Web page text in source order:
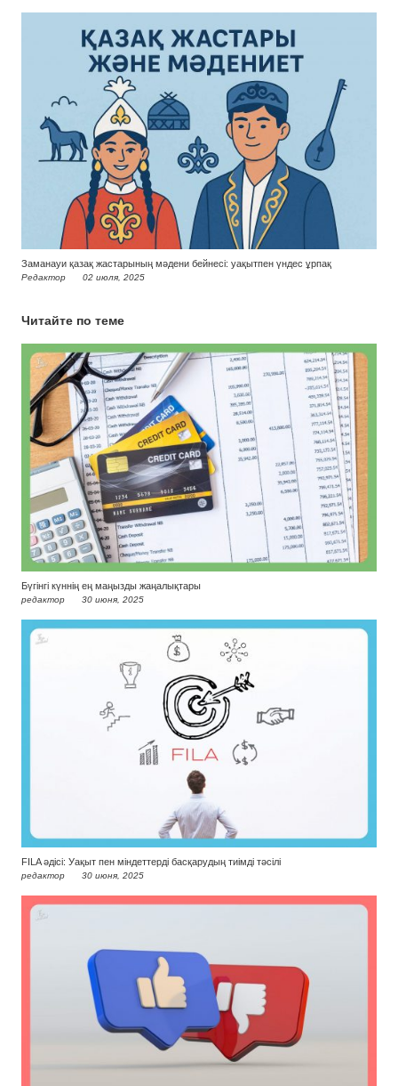
Заманауи қазақ жастарының мәдени бейнесі: уақытпен үндес ұрпақ
Редактор 02 июля, 2025
Читайте по теме
Бүгінгі күннің ең маңызды жаңалықтары
редактор 30 июня, 2025
FILA әдісі: Уақыт пен міндеттерді басқарудың тиімді тәсілі
редактор 30 июня, 2025